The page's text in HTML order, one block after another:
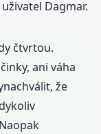
Dagmar.
čtvrtou.
ani váha
že